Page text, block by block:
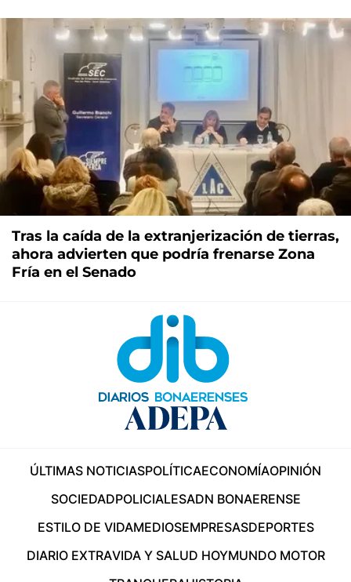
Tras la caída de la extranjerización de tierras,
ahora advierten que podría frenarse Zona
Fría en el Senado
ÚLTIMAS NOTICIASPOLÍTICAECONOMÍAOPINIÓN
SOCIEDADPOLICIALESADN BONAERENSE
ESTILO DE VIDAMEDIOSEMPRESASDEPORTES
DIARIO EXTRAVIDA Y SALUD HOYMUNDO MOTOR